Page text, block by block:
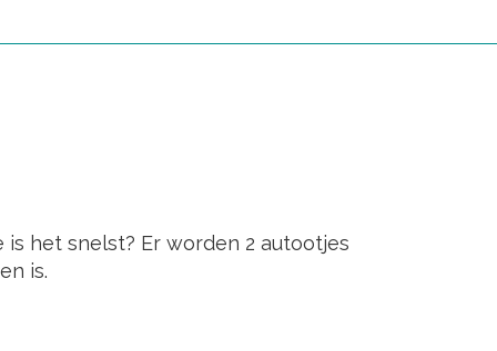
het snelst? Er worden 2 autootjes
is.